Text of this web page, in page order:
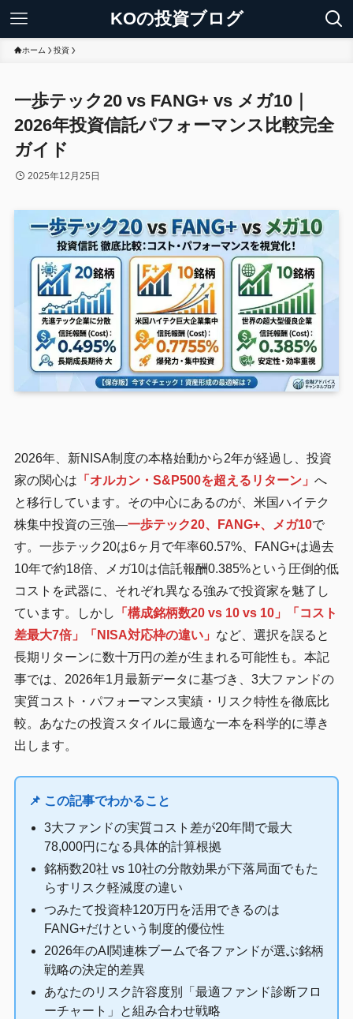
KOの投資ブログ
ホーム 投資
一歩テック20 vs FANG+ vs メガ10｜
2026年投資信託パフォーマンス比較完全
ガイド
2025年12月25日
2026年、新NISA制度の本格始動から2年が経過し、投資
家の関心は 「オルカン・S&P500を超えるリターン」 へ
と移行しています。その中心にあるのが、米国ハイテク
株集中投資の三強—一歩テック20、FANG+、メガ10で
す。一歩テック20は6ヶ月で年率60.57%、FANG+は過去
10年で約18倍、メガ10は信託報酬0.385%という圧倒的低
コストを武器に、それぞれ異なる強みで投資家を魅了し
ています。しかし
「構成銘柄数20 vs 10 vs 10」「コスト
差最大7倍」「NISA対応枠の違い」 など、選択を誤ると
長期リターンに数十万円の差が生まれる可能性も。本記
事では、2026年1月最新データに基づき、3大ファンドの
実質コスト・パフォーマンス実績・リスク特性を徹底比
較。あなたの投資スタイルに最適な一本を科学的に導き
出します。
📌 この記事でわかること
3大ファンドの実質コスト差が20年間で最大
78,000円になる具体的計算根拠
銘柄数20社 vs 10社の分散効果が下落局面でもた
らすリスク軽減度の違い
つみたて投資枠120万円を活用できるのは
FANG+だけという制度的優位性
2026年のAI関連株ブームで各ファンドが選ぶ銘柄
戦略の決定的差異
あなたのリスク許容度別「最適ファンド診断フロ
ーチャート」と組み合わせ戦略